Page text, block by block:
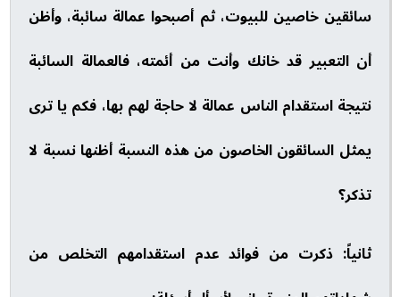
سائقين خاصين للبيوت، ثم أصبحوا عمالة سائبة، وأظن
أن التعبير قد خانك وأنت من أئمته، فالعمالة السائبة
نتيجة استقدام الناس عمالة لا حاجة لهم بها، فكم يا ترى
يمثل السائقون الخاصون من هذه النسبة أظنها نسبة لا
تذكر؟
ثانياً: ذكرت من فوائد عدم استقدامهم التخلص من